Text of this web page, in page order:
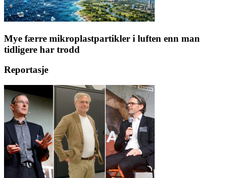
Mye færre mikroplastpartikler i luften enn man
tidligere har trodd
Reportasje